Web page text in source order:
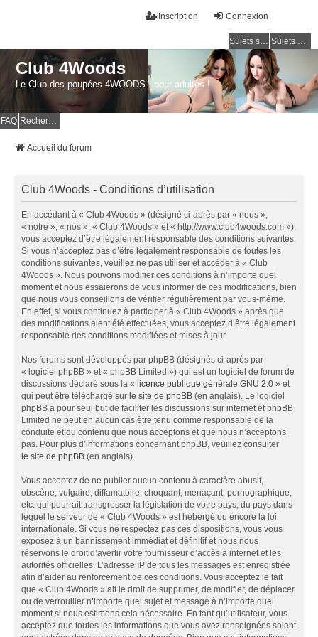
Connexion
Inscription
Sujets sans réponse Sujets actifs
Club 4Woods
Le Club des poupées 4WOODS...pour adultes !
FAQ
Accueil du forum
Club 4Woods - Conditions d’utilisation
En accédant à « Club 4Woods » (désigné ci-après par « nous »,
« notre », « nos », « Club 4Woods » et « http://www.club4woods.com »),
vous acceptez d’être légalement responsable des conditions suivantes.
Si vous n’acceptez pas d’être légalement responsable de toutes les
conditions suivantes, veuillez ne pas utiliser et accéder à « Club
4Woods ». Nous pouvons modifier ces conditions à n’importe quel
moment et nous essaierons de vous informer de ces modifications, bien
que nous vous conseillons de vérifier régulièrement par vous-même.
En effet, si vous continuez à participer à « Club 4Woods » après que
des modifications aient été effectuées, vous acceptez d’être légalement
responsable des conditions modifiées et mises à jour.
Nos forums sont développés par phpBB (désignés ci-après par
« logiciel phpBB » et « phpBB Limited ») qui est un logiciel de forum de
discussions déclaré sous la « licence publique générale GNU 2.0 » et
qui peut être téléchargé sur le site de phpBB (en anglais). Le logiciel
phpBB a pour seul but de faciliter les discussions sur internet et phpBB
Limited ne peut en aucun cas être tenu comme responsable de la
conduite et du contenu que nous acceptons et que nous n’acceptons
pas. Pour plus d’informations concernant phpBB, veuillez consulter
le site de phpBB (en anglais).
Vous acceptez de ne publier aucun contenu à caractère abusif,
obscène, vulgaire, diffamatoire, choquant, menaçant, pornographique,
etc. qui pourrait transgresser la législation de votre pays, du pays dans
lequel le serveur de « Club 4Woods » est hébergé ou encore la loi
internationale. Si vous ne respectez pas ces dispositions, vous vous
exposez à un bannissement immédiat et définitif et nous nous
réservons le droit d’avertir votre fournisseur d’accès à internet et les
autorités officielles. L’adresse IP de tous les messages est enregistrée
afin d’aider au renforcement de ces conditions. Vous acceptez le fait
que « Club 4Woods » ait le droit de supprimer, de modifier, de déplacer
ou de verrouiller n’importe quel sujet et message à n’importe quel
moment si nous estimons cela nécessaire. En tant qu’utilisateur, vous
acceptez que toutes les informations que vous avez renseignées soient